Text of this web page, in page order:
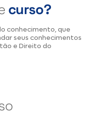
curso?
conhecimento, que
seus conhecimentos
e Direito do